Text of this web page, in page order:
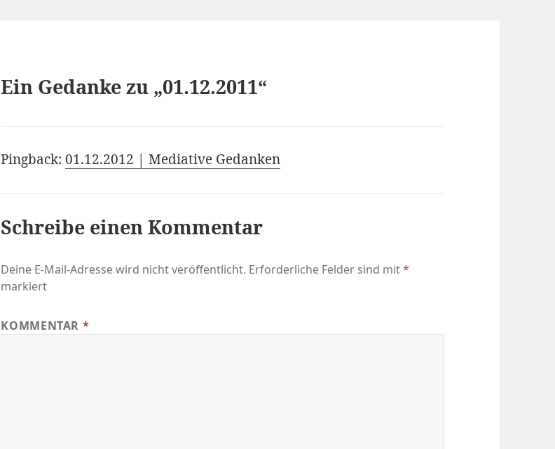
Ein Gedanke zu „01.12.2011“
Pingback:01.12.2012 | Mediative Gedanken
Schreibe einen Kommentar
Deine E-Mail-Adresse wird nicht veröffentlicht. Erforderliche Felder sind mit*
markiert
KOMMENTAR *